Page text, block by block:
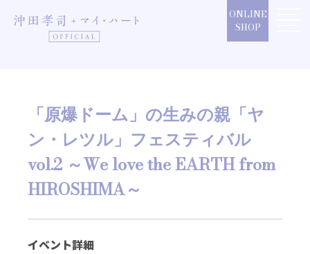
ONLINE
SHOP
「原爆ドーム」の生みの親「ヤ
ン・レツル」フェスティバル
vol.2 ～We love the EARTH from
HIROSHIMA～
イベント詳細